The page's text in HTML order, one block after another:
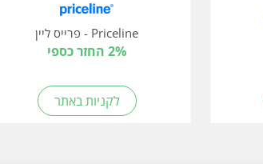
Priceline - פרייס ליין
2% החזר כספי
לקניות באתר